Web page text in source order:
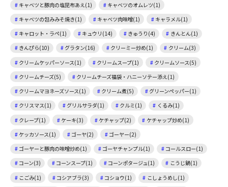
キャベツと豚肉の塩昆布あえ(1)
キャベツのオムレツ(1)
キャベツの包みみそ焼き(1)
キャベツ肉味噌(1)
キャラメル(1)
キャロット・ラペ(1)
キュウリ(14) きゅうり(4)
きんとん(1)
きんぴら(10)
グラタン(16) クリーミー炒め(1)
クリーム(3)
クリームケッパーソース(1)
クリームスープ(1)
クリームソース(5)
クリームチーズ(5)
クリームチーズ福袋・ハニーソテー添え(1)
クリームマヨネーズソース(1)
クリーム煮(5)
グリーンペッパー(1)
クリスマス(1)
グリルサラダ(1) クルミ(1)
くるみ(1)
クレープ(1)
ケーキ(3) ケチャップ(2)
ケチャップ炒め(1)
ケッカソース(1)
ゴーヤ(2)
ゴーヤー(2)
ゴーヤーと豚肉の味噌炒め(1)
ゴーヤチャンプル(1)
コールスロー(1)
コーン(3)
コーンスープ(1) コーンポタージュ(1)
こうじ鍋(1)
こごみ(1)
コシアブラ(3) コショウ(1)
こしょうめし(1)